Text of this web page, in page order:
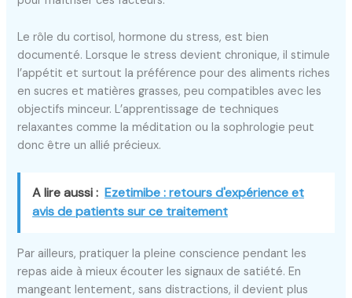
Le rôle du cortisol, hormone du stress, est bien
documenté. Lorsque le stress devient chronique, il stimule
l’appétit et surtout la préférence pour des aliments riches
en sucres et matières grasses, peu compatibles avec les
objectifs minceur. L’apprentissage de techniques
relaxantes comme la méditation ou la sophrologie peut
donc être un allié précieux.
A lire aussi : Ezetimibe : retours d'expérience et
avis de patients sur ce traitement
Par ailleurs, pratiquer la pleine conscience pendant les
repas aide à mieux écouter les signaux de satiété. En
mangeant lentement, sans distractions, il devient plus